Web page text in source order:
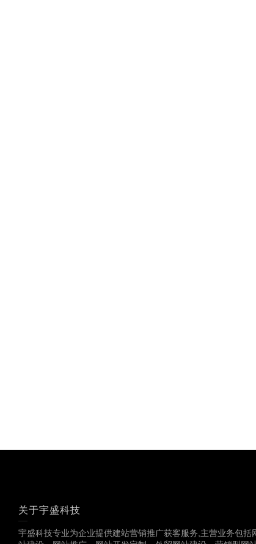
关于宇盛科技
宇盛科技专业为企业提供建站营销推广获客服务,主营业务包括